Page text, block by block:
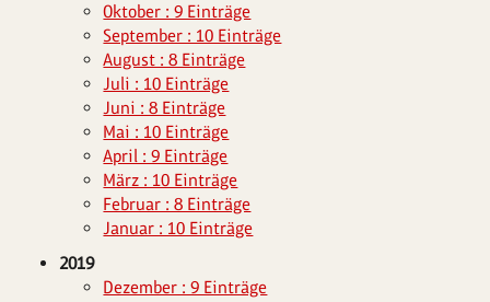
Oktober : 9 Einträge
September : 10 Einträge
August : 8 Einträge
Juli : 10 Einträge
Juni : 8 Einträge
Mai : 10 Einträge
April : 9 Einträge
März : 10 Einträge
Februar : 8 Einträge
Januar : 10 Einträge
2019
Dezember : 9 Einträge